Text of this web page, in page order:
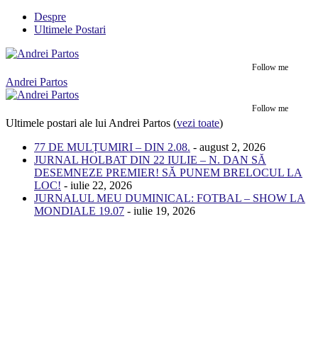
Despre
Ultimele Postari
Follow me
Andrei Partos
Follow me
Ultimele postari ale lui Andrei Partos (vezi toate)
77 DE MULȚUMIRI – DIN 2.08. - august 2, 2026
JURNAL HOLBAT DIN 22 IULIE – N. DAN SĂ
DESEMNEZE PREMIER! SĂ PUNEM BRELOCUL LA
LOC! - iulie 22, 2026
JURNALUL MEU DUMINICAL: FOTBAL – SHOW LA
MONDIALE 19.07 - iulie 19, 2026